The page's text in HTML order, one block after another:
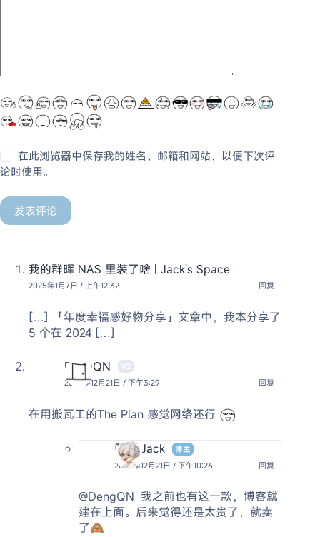
在此浏览器中保存我的姓名、邮箱和网站，以便下次评
论时使用。
发表评论
我的群晖 NAS 里装了啥 | Jack's Space
2025年1月7日 / 上午12:32 回复
[…] 「年度幸福感好物分享」文章中，我本分享了
5 个在 2024 […]
DengQN
V2
2024年12月21日 / 下午3:29
回复
在用搬瓦工的The Plan 感觉网络还行
阿杰 Jack
博主
2024年12月21日 / 下午10:26
回复
@DengQN 我之前也有这一款，博客就
建在上面。后来觉得还是太贵了，就卖
了🙈